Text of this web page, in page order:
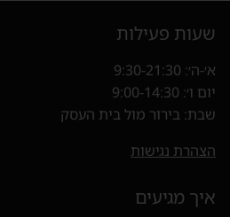
שעות פעילות
א׳-ה׳: 9:30-21:30
יום ו׳: 9:00-14:30
שבת: בירור מול בית העסק
הצהרת נגישות
איך מגיעים